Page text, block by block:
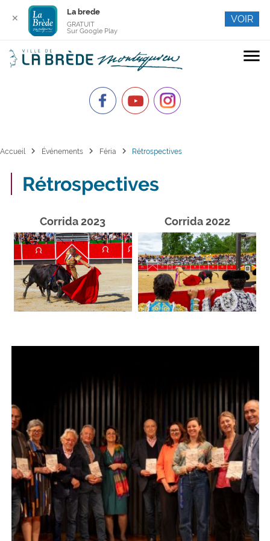
menu
Accueil chevron_right Événements chevron_right Féria chevron_right Rétrospectives
Rétrospectives
Corrida 2023 Corrida 2022
✕
La brede
GRATUIT
Sur Google Play
VOIR